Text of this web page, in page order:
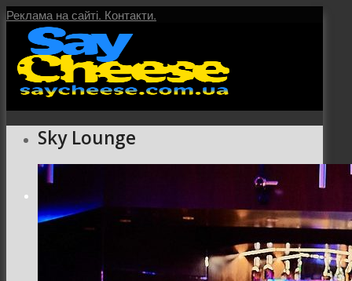
Реклама на сайті. Контакти.
Головна
Sky Lounge